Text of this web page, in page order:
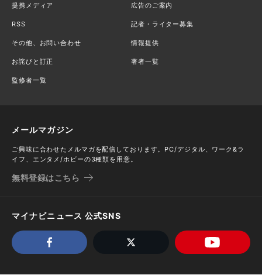
提携メディア 広告のご案内
RSS 記者・ライター募集
その他、お問い合わせ 情報提供
お詫びと訂正 著者一覧
監修者一覧
メールマガジン
ご興味に合わせたメルマガを配信しております。PC/デジタル、ワーク&ラ
イフ、エンタメ/ホビーの3種類を用意。
無料登録はこちら
マイナビニュース 公式SNS